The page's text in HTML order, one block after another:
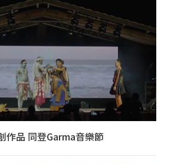
作品 同登Garma音樂節